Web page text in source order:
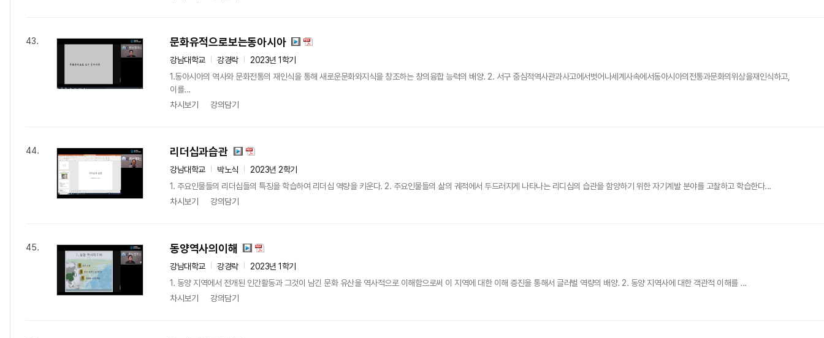
43. 문화유적으로보는동아시아
강남대학교 강경락
2023년 1학기
1.동아시아의 역사와 문화전통의 재인식을 통해 새로운문화와지식을 창조하는 창의융합 능력의 배양. 2. 서구 중심적역사관과사고에서벗어나세계사속에서동아시아의전통과문화의위상을재인식하고,
이를...
차시보기
강의담기
44. 리더십과습관
강남대학교 박노식
2023년 2학기
1. 주요인물들의 리더십들의 특징을 학습하여 리더십 역량을 키운다. 2. 주요인물들의 삶의 궤적에서 두드러지게 나타나는 리디십의 습관을 함양하기 위한 자기계발 분야를 고찰하고 학습한다...
차시보기
강의담기
45. 동양역사의이해
강남대학교 강경락
2023년 1학기
1. 동양 지역에서 전개된 인간활동과 그것이 남긴 문화 유산을 역사적으로 이해함으로써 이 지역에 대한 이해 증진을 통해서 글러벌 역량의 배양. 2. 동양 지역사에 대한 객관적 이해를 ...
차시보기
강의담기